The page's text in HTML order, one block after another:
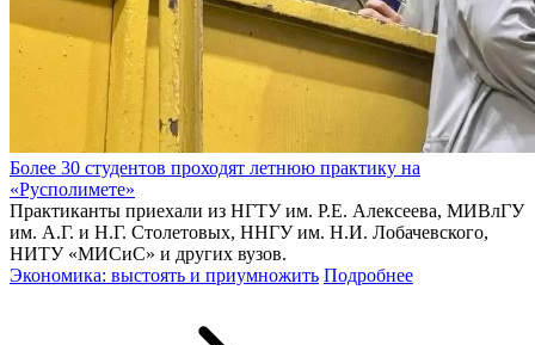
Более 30 студентов проходят летнюю практику на
«Русполимете»
Практиканты приехали из НГТУ им. Р.Е. Алексеева, МИВлГУ
им. А.Г. и Н.Г. Столетовых, ННГУ им. Н.И. Лобачевского,
НИТУ «МИСиС» и других вузов.
Экономика: выстоять и приумножить Подробнее